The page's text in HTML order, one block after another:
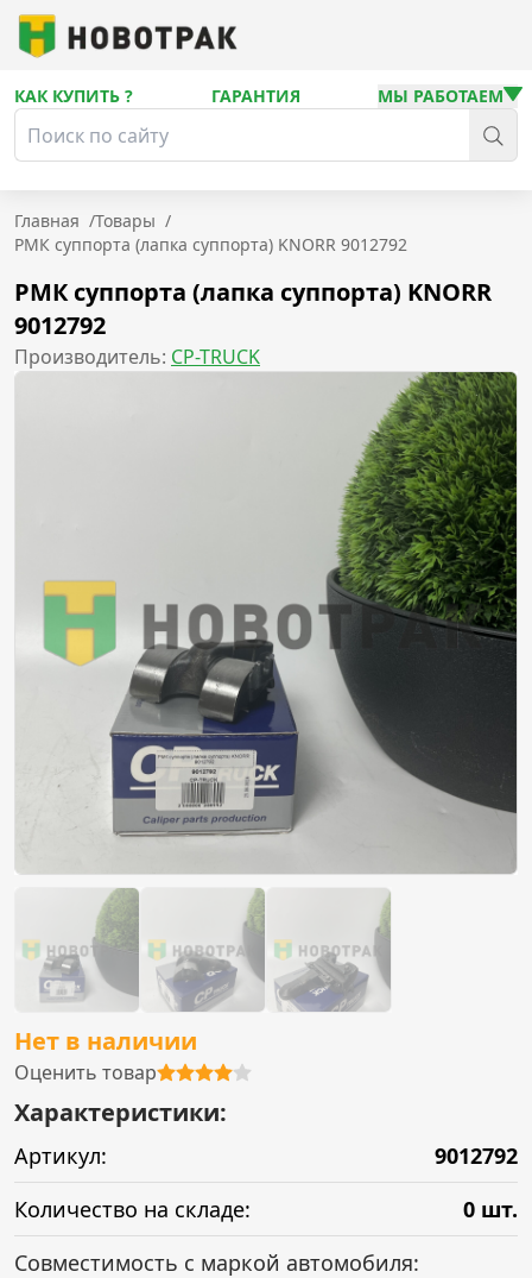
КАК КУПИТЬ ? ГАРАНТИЯ МЫ РАБОТАЕМ
Главная /Товары /
РМК суппорта (лапка суппорта) KNORR 9012792
РМК суппорта (лапка суппорта) KNORR
9012792
Производитель: CP-TRUCK
Нет в наличии
Оценить товар
Характеристики:
Артикул:
9012792
Количество на складе:
0 шт.
Совместимость с маркой автомобиля: